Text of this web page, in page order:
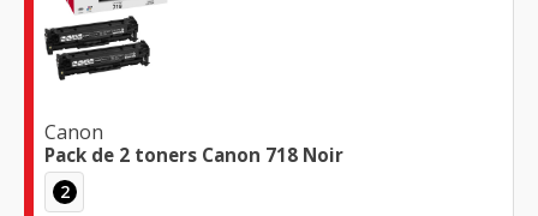
Canon
Pack de 2 toners Canon 718 Noir
2